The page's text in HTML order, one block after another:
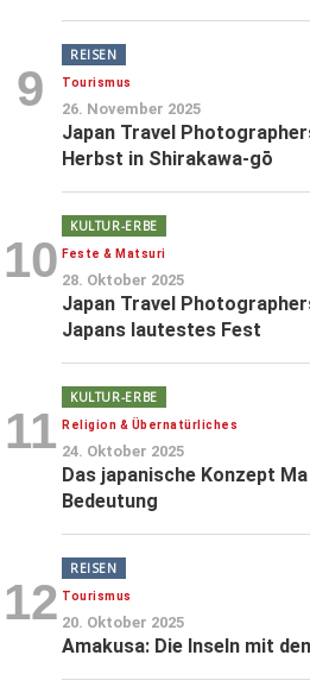
9
REISEN
Tourismus
26. November 2025
Japan Travel
Herbst in Shirakawa-gō
10
KULTUR-ERBE
Feste & Matsuri
28. Oktober 2025
Japan Travel
Japans lautestes Fest
11
KULTUR-ERBE
Religion & Übernatürliches
24. Oktober 2025
Das japanische Konzept
Bedeutung
12
REISEN
Tourismus
20. Oktober 2025
Amakusa: Die Inseln mit